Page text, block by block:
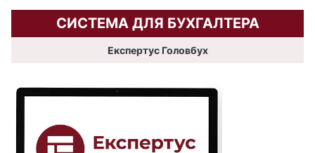
СИСТЕМА ДЛЯ БУХГАЛТЕРА
Експертус Головбух